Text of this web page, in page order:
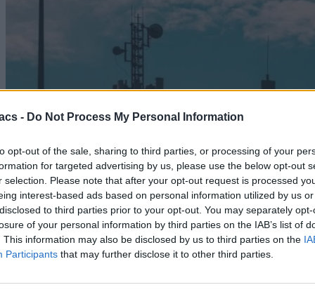
- Do Not Process My Personal Information
opt-out of the sale, sharing to third parties, or processing of your
for targeted advertising by us, please use the below opt-out
selection. Please note that after your opt-out request is processed
interest-based ads based on personal information utilized by us
to third parties prior to your opt-out. You may separately
of your personal information by third parties on the IAB’s list of
This information may also be disclosed by us to third parties on the
Participants that may further disclose it to other third parties.